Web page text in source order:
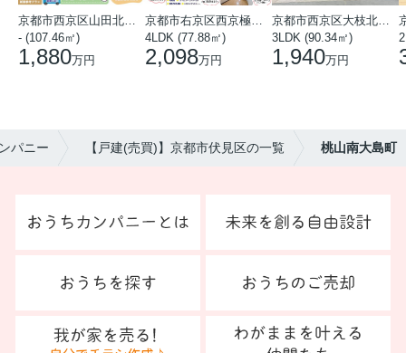
- (107.46㎡)
1,880万円
4LDK (77.88㎡)
2,098万円
3LDK (90.34㎡)
1,940万円
パニー 【戸建(売買)】京都市伏見区の一覧 桃山南大島町